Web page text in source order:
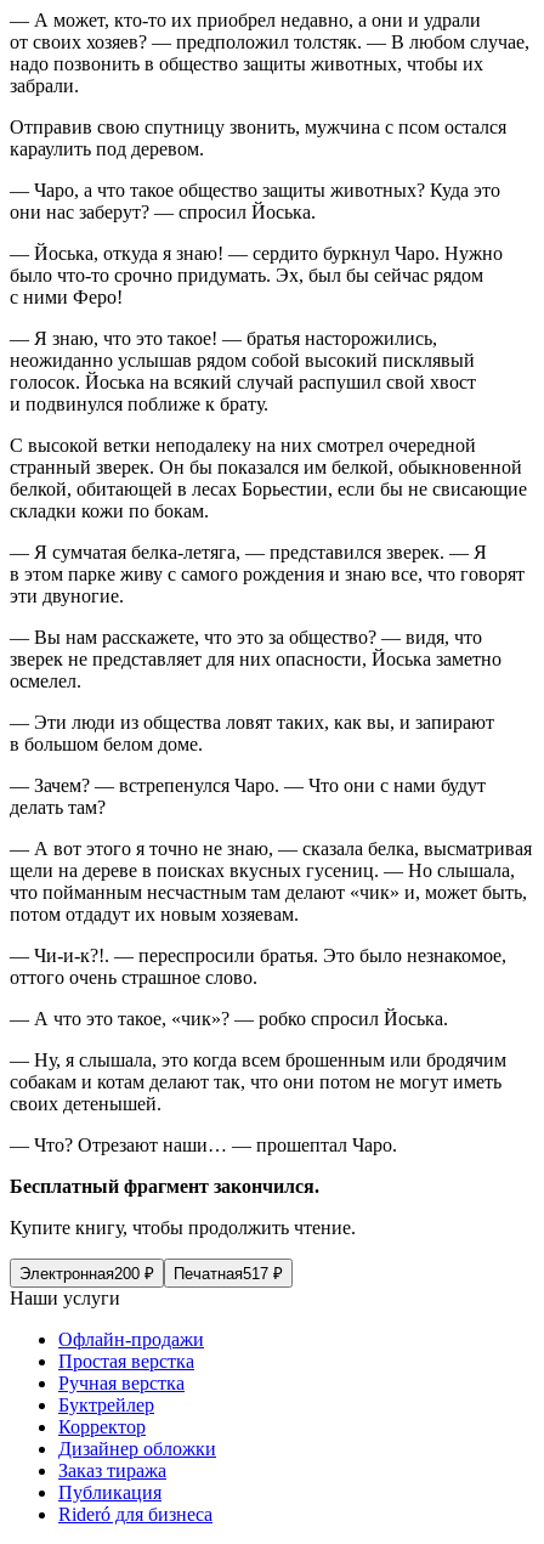
— А может, кто-то их приобрел недавно, а они и удрали
от своих хозяев? — предположил толстяк. — В любом случае,
надо позвонить в общество защиты животных, чтобы их
забрали.
Отправив свою спутницу звонить, мужчина с псом остался
караулить под деревом.
— Чаро, а что такое общество защиты животных? Куда это
они нас заберут? — спросил Йоська.
— Йоська, откуда я знаю! — сердито буркнул Чаро. Нужно
было что-то срочно придумать. Эх, был бы сейчас рядом
с ними Феро!
— Я знаю, что это такое! — братья насторожились,
неожиданно услышав рядом собой высокий писклявый
голосок. Йоська на всякий случай распушил свой хвост
и подвинулся поближе к брату.
С высокой ветки неподалеку на них смотрел очередной
странный зверек. Он бы показался им белкой, обыкновенной
белкой, обитающей в лесах Борьестии, если бы не свисающие
складки кожи по бокам.
— Я сумчатая белка-летяга, — представился зверек. — Я
в этом парке живу с самого рождения и знаю все, что говорят
эти двуногие.
— Вы нам расскажете, что это за общество? — видя, что
зверек не представляет для них опасности, Йоська заметно
осмелел.
— Эти люди из общества ловят таких, как вы, и запирают
в большом белом доме.
— Зачем? — встрепенулся Чаро. — Что они с нами будут
делать там?
— А вот этого я точно не знаю, — сказала белка, высматривая
щели на дереве в поисках вкусных гусениц. — Но слышала,
что пойманным несчастным там делают «чик» и, может быть,
потом отдадут их новым хозяевам.
— Чи-и-к?!. — переспросили братья. Это было незнакомое,
оттого очень страшное слово.
— А что это такое, «чик»? — робко спросил Йоська.
— Ну, я слышала, это когда всем брошенным или бродячим
собакам и котам делают так, что они потом не могут иметь
своих детенышей.
— Что? Отрезают наши… — прошептал Чаро.
Бесплатный фрагмент закончился.
Купите книгу, чтобы продолжить чтение.
Электронная200 ₽ Печатная517 ₽
Наши услуги
Офлайн-продажи
Простая верстка
Ручная верстка
Буктрейлер
Корректор
Дизайнер обложки
Заказ тиража
Публикация
Rideró для бизнеса